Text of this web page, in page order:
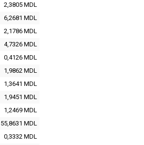
2,3805 MDL
6,2681 MDL
2,1786 MDL
4,7326 MDL
0,4126 MDL
1,9862 MDL
1,3641 MDL
1,9451 MDL
1,2469 MDL
55,8631 MDL
0,3332 MDL